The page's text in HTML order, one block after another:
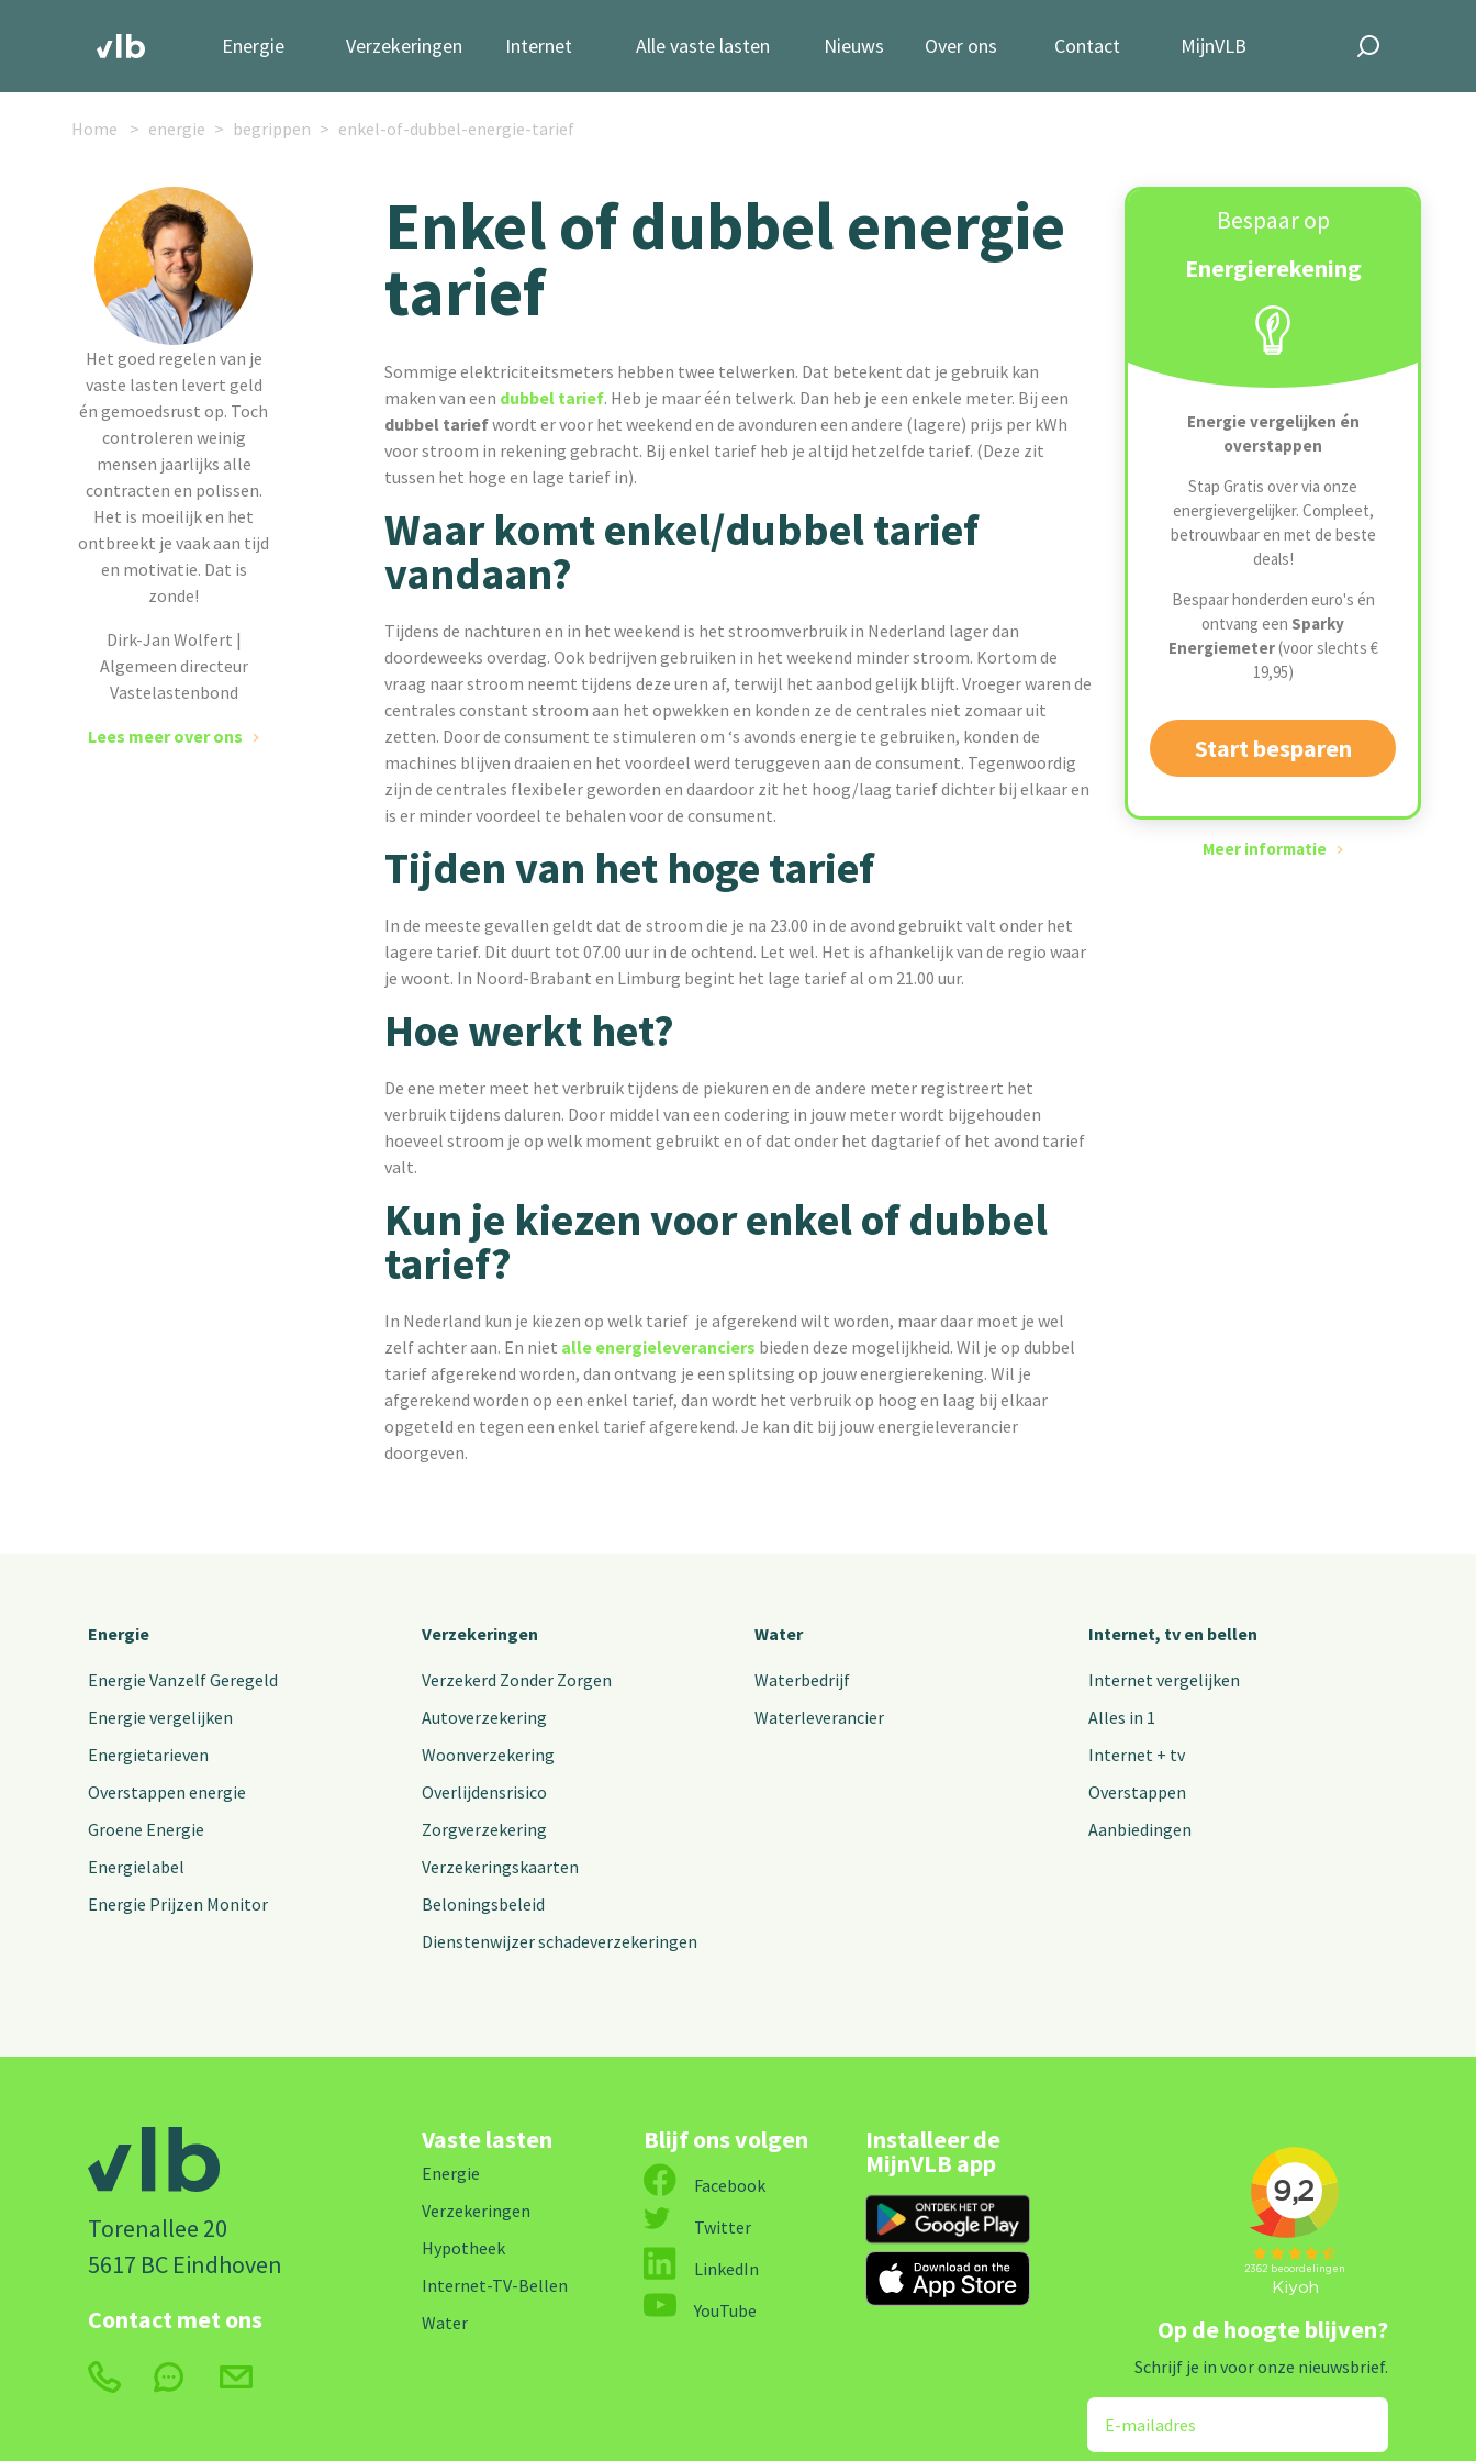
Energie Verzekeringen Internet Alle vaste lasten Nieuws Over ons Contact MijnVLB
Het goed regelen van je
vaste lasten levert geld
én gemoedsrust op. Toch
controleren weinig
mensen jaarlijks alle
contracten en polissen.
Het is moeilijk en het
ontbreekt je vaak aan tijd
en motivatie. Dat is
zonde!
Dirk-Jan Wolfert |
Algemeen directeur
Vastelastenbond
Lees meer over ons
Bespaar op
Energierekening
Energie vergelijken én
overstappen
Stap Gratis over via onze
energievergelijker. Compleet,
betrouwbaar en met de beste
deals!
Bespaar honderden euro's én
ontvang een Sparky
Energiemeter(voor slechts €
19,95)
Start besparen
Meer informatie
Home energie begrippen enkel-of-dubbel-energie-tarief
Enkel of dubbel energie
tarief
Sommige elektriciteitsmeters hebben twee telwerken. Dat betekent dat je gebruik kan
maken van een dubbel tarief. Heb je maar één telwerk. Dan heb je een enkele meter. Bij een
dubbel tariefwordt er voor het weekend en de avonduren een andere (lagere) prijs per kWh
voor stroom in rekening gebracht. Bij enkel tarief heb je altijd hetzelfde tarief. (Deze zit
tussen het hoge en lage tarief in).
Waar komt enkel/dubbel tarief
vandaan?
Tijdens de nachturen en in het weekend is het stroomverbruik in Nederland lager dan
doordeweeks overdag. Ook bedrijven gebruiken in het weekend minder stroom. Kortom de
vraag naar stroom neemt tijdens deze uren af, terwijl het aanbod gelijk blijft. Vroeger waren de
centrales constant stroom aan het opwekken en konden ze de centrales niet zomaar uit
zetten. Door de consument te stimuleren om ‘s avonds energie te gebruiken, konden de
machines blijven draaien en het voordeel werd teruggeven aan de consument. Tegenwoordig
zijn de centrales flexibeler geworden en daardoor zit het hoog/laag tarief dichter bij elkaar en
is er minder voordeel te behalen voor de consument.
Tijden van het hoge tarief
In de meeste gevallen geldt dat de stroom die je na 23.00 in de avond gebruikt valt onder het
lagere tarief. Dit duurt tot 07.00 uur in de ochtend. Let wel. Het is afhankelijk van de regio waar
je woont. In Noord-Brabant en Limburg begint het lage tarief al om 21.00 uur.
Hoe werkt het?
De ene meter meet het verbruik tijdens de piekuren en de andere meter registreert het
verbruik tijdens daluren. Door middel van een codering in jouw meter wordt bijgehouden
hoeveel stroom je op welk moment gebruikt en of dat onder het dagtarief of het avond tarief
valt.
Kun je kiezen voor enkel of dubbel
tarief?
In Nederland kun je kiezen op welk tarief je afgerekend wilt worden, maar daar moet je wel
zelf achter aan. En niet alle energieleveranciers bieden deze mogelijkheid. Wil je op dubbel
tarief afgerekend worden, dan ontvang je een splitsing op jouw energierekening. Wil je
afgerekend worden op een enkel tarief, dan wordt het verbruik op hoog en laag bij elkaar
opgeteld en tegen een enkel tarief afgerekend. Je kan dit bij jouw energieleverancier
doorgeven.
Energie
Energie Vanzelf Geregeld
Energie vergelijken
Energietarieven
Overstappen energie
Groene Energie
Energielabel
Energie Prijzen Monitor
Verzekeringen
Verzekerd Zonder Zorgen
Autoverzekering
Woonverzekering
Overlijdensrisico
Zorgverzekering
Verzekeringskaarten
Beloningsbeleid
Dienstenwijzer schadeverzekeringen
Water
Waterbedrijf
Waterleverancier
Internet, tv en bellen
Internet vergelijken
Alles in 1
Internet + tv
Overstappen
Aanbiedingen
Torenallee 20
5617 BC Eindhoven
Contact met ons
Vaste lasten
Energie
Verzekeringen
Hypotheek
Internet-TV-Bellen
Water
Blijf ons volgen
Facebook
Twitter
LinkedIn
YouTube
Installeer de
MijnVLB app
Op de hoogte blijven?
Schrijf je in voor onze nieuwsbrief.